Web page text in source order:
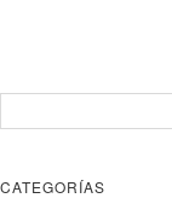
CATEGORÍAS